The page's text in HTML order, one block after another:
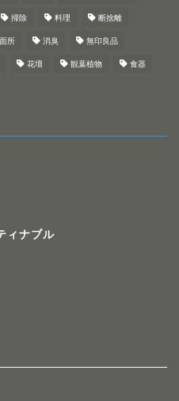
掃除 料理 断捨離
所 消臭 無印良品
花壇 観葉植物 食器
ィナブル